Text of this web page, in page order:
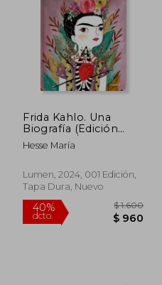
dcto. $ 1.372
Frida Kahlo. Una
Biografía (Edición
Especial) / Frida
Kahlo. a Biography
Hesse María
Lumen, 2024, 001 Edición,
Tapa Dura, Nuevo